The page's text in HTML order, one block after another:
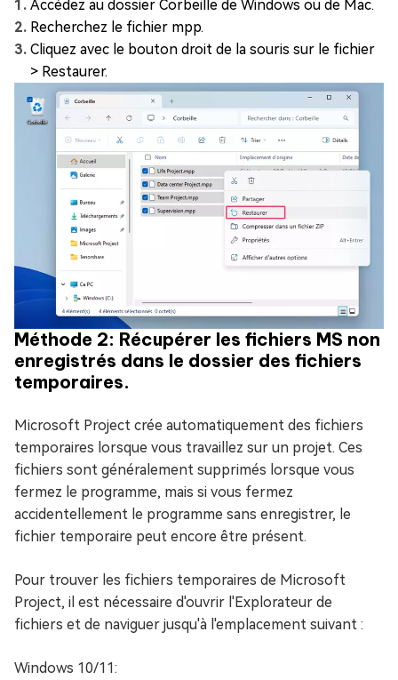
Accédez au dossier Corbeille de Windows ou de Mac.
Recherchez le fichier mpp.
Cliquez avec le bouton droit de la souris sur le fichier
> Restaurer.
Méthode 2: Récupérer les fichiers MS non
enregistrés dans le dossier des fichiers
temporaires.
Microsoft Project crée automatiquement des fichiers
temporaires lorsque vous travaillez sur un projet. Ces
fichiers sont généralement supprimés lorsque vous
fermez le programme, mais si vous fermez
accidentellement le programme sans enregistrer, le
fichier temporaire peut encore être présent.
Pour trouver les fichiers temporaires de Microsoft
Project, il est nécessaire d'ouvrir l'Explorateur de
fichiers et de naviguer jusqu'à l'emplacement suivant :
Windows 10/11: